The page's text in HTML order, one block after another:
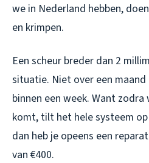
we in Nederland hebben,
en krimpen.
Een scheur breder dan 2
situatie. Niet over een
binnen een week. Want
komt, tilt het hele systeem
dan heb je opeens een
van €400.